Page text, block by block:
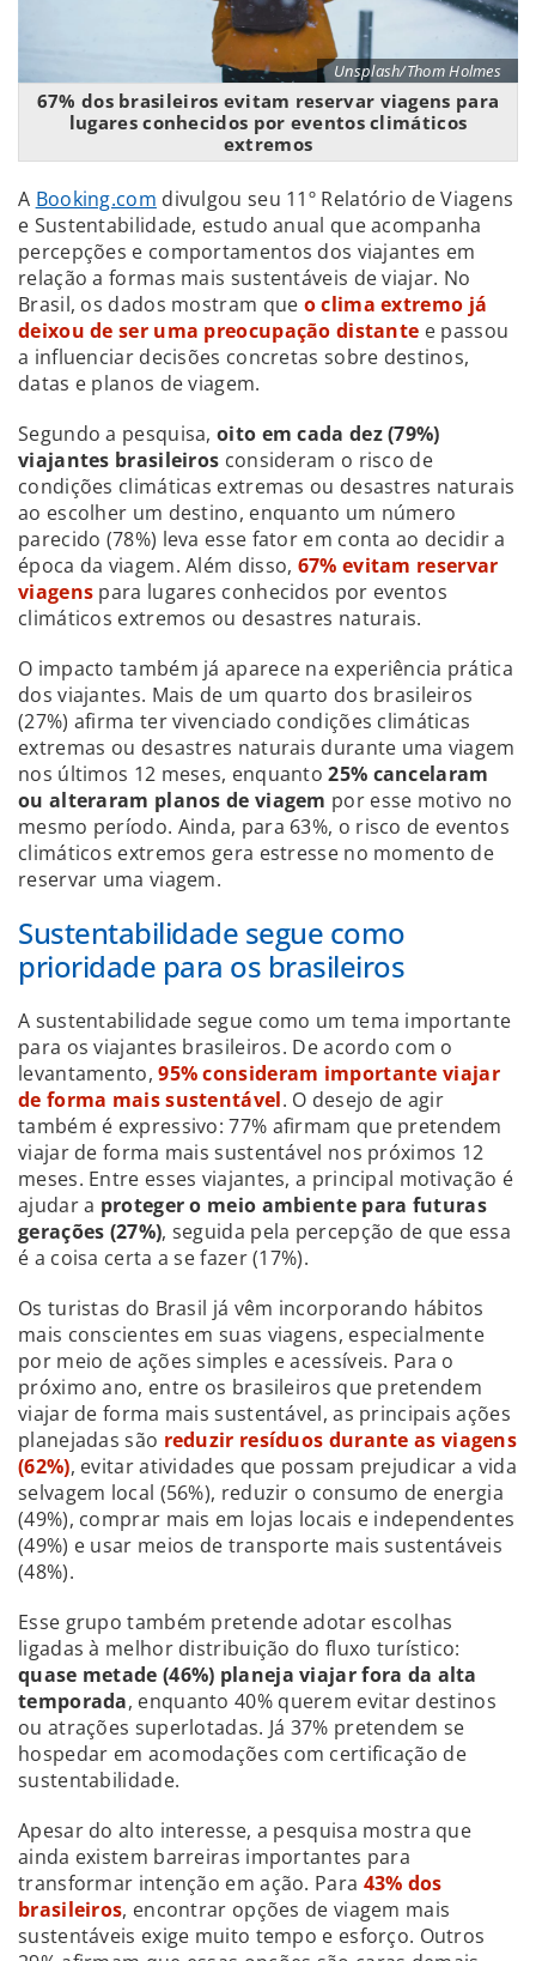
Unsplash/Thom Holmes
67% dos brasileiros evitam reservar viagens para
lugares conhecidos por eventos climáticos
extremos
A Booking.com divulgou seu 11º Relatório de Viagens
e Sustentabilidade, estudo anual que acompanha
percepções e comportamentos dos viajantes em
relação a formas mais sustentáveis de viajar. No
Brasil, os dados mostram que o clima extremo já
deixou de ser uma preocupação distante e passou
a influenciar decisões concretas sobre destinos,
datas e planos de viagem.
Segundo a pesquisa, oito em cada dez (79%)
viajantes brasileiros consideram o risco de
condições climáticas extremas ou desastres naturais
ao escolher um destino, enquanto um número
parecido (78%) leva esse fator em conta ao decidir a
época da viagem. Além disso, 67% evitam reservar
viagens para lugares conhecidos por eventos
climáticos extremos ou desastres naturais.
O impacto também já aparece na experiência prática
dos viajantes. Mais de um quarto dos brasileiros
(27%) afirma ter vivenciado condições climáticas
extremas ou desastres naturais durante uma viagem
nos últimos 12 meses, enquanto25% cancelaram
ou alteraram planos de viagem por esse motivo no
mesmo período. Ainda, para 63%, o risco de eventos
climáticos extremos gera estresse no momento de
reservar uma viagem.
Sustentabilidade segue como
prioridade para os brasileiros
A sustentabilidade segue como um tema importante
para os viajantes brasileiros. De acordo com o
levantamento,95% consideram importante viajar
de forma mais sustentável. O desejo de agir
também é expressivo: 77% afirmam que pretendem
viajar de forma mais sustentável nos próximos 12
meses. Entre esses viajantes, a principal motivação é
ajudar a proteger o meio ambiente para futuras
gerações (27%), seguida pela percepção de que essa
é a coisa certa a se fazer (17%).
Os turistas do Brasil já vêm incorporando hábitos
mais conscientes em suas viagens, especialmente
por meio de ações simples e acessíveis. Para o
próximo ano, entre os brasileiros que pretendem
viajar de forma mais sustentável, as principais ações
planejadas são reduzir resíduos durante as viagens
(62%), evitar atividades que possam prejudicar a vida
selvagem local (56%), reduzir o consumo de energia
(49%), comprar mais em lojas locais e independentes
(49%) e usar meios de transporte mais sustentáveis
(48%).
Esse grupo também pretende adotar escolhas
ligadas à melhor distribuição do fluxo turístico:
quase metade (46%) planeja viajar fora da alta
temporada, enquanto 40% querem evitar destinos
ou atrações superlotadas. Já 37% pretendem se
hospedar em acomodações com certificação de
sustentabilidade.
Apesar do alto interesse, a pesquisa mostra que
ainda existem barreiras importantes para
transformar intenção em ação. Para 43% dos
brasileiros, encontrar opções de viagem mais
sustentáveis exige muito tempo e esforço. Outros